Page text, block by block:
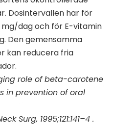
Dosintervallen har för
dag och för E-vitamin
Den gemensamma
kan reducera fria
role of beta-carotene
in prevention of oral
Surg, 1995;121:141–4 .